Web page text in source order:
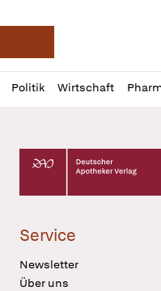
Deutsche
Politik Wirtschaft
Profil
öffnen
Daz
Pur
Deutscher Apotheker
Service
Newsletter
Über uns